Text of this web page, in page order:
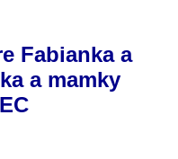
Fabianka a
a mamky